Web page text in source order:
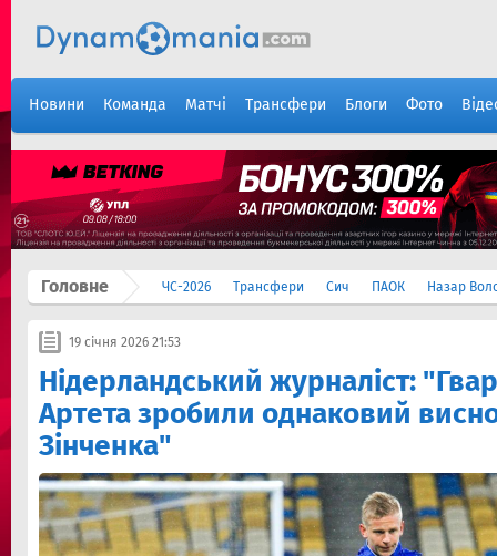
Новини Команда Матчі Трансфери Блоги Фото
Головне ЧС-2026 Трансфери Сич ПАОК Назар
19 січня 2026 21:53
Нідерландський журналіст:
Артета зробили однаковий
Зінченка"